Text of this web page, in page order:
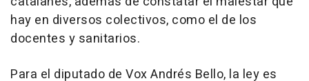
hay en diversos colectivos, como el de los
docentes y sanitarios.
Para el diputado de Vox Andrés Bello, la ley es